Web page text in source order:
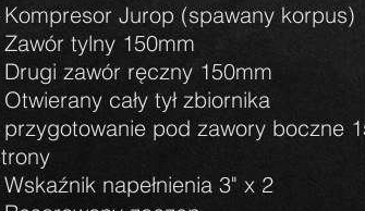
Jurop (spawany korpus)
tylny 150mm
zawór ręczny 150mm
cały tył zbiornika
pod zawory boczne
napełnienia 3" x 2